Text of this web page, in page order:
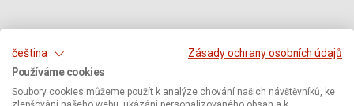
čeština
Zásady ochrany osobních údajů
Používáme cookies
Soubory cookies můžeme použít k analýze chování našich návštěvníků, ke